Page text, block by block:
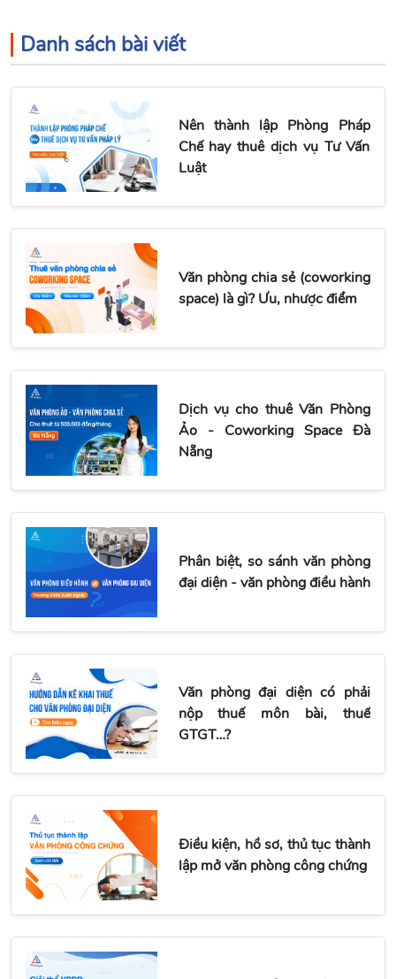
Danh sách bài viết
Nên thành lập Phòng Pháp
Chế hay thuê dịch vụ Tư Vấn
Luật
Văn phòng chia sẻ (coworking
space) là gì? Ưu, nhược điểm
Dịch vụ cho thuê Văn Phòng
Ảo - Coworking Space Đà
Nẵng
Phân biệt, so sánh văn phòng
đại diện - văn phòng điều hành
Văn phòng đại diện có phải
nộp thuế môn bài, thuế
GTGT…?
Điều kiện, hồ sơ, thủ tục thành
lập mở văn phòng công chứng